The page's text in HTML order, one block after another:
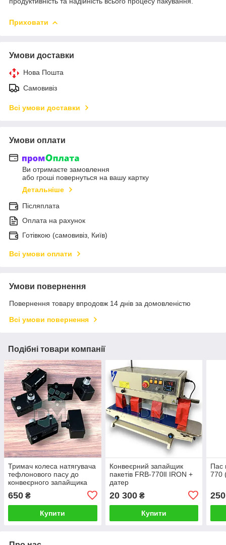
Приховати
Умови доставки
Нова Пошта
Самовивіз
Всі умови доставки
Умови оплати
Ви отримаєте замовлення
або гроші повернуться на вашу картку
Детальніше
Післяплата
Оплата на рахунок
Готівкою (самовивіз, Київ)
Всі умови оплати
Умови повернення
Повернення товару впродовж 14 днів за домовленістю
Всі умови повернення
Подібні товари компанії
Тримач колеса натягувача
тефлонового пасу до
конвеєрного запайщика
650 ₴
Купити
Конвеєрний запайщик
пакетів FRB-770lI IRON +
датер
20 300₴
Купити
Пас
770
250